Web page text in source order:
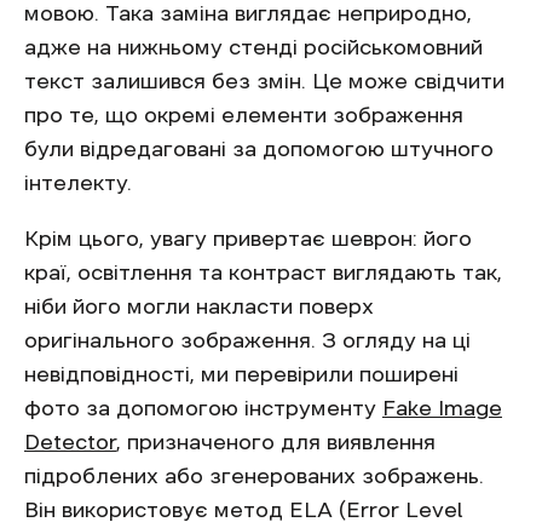
мовою. Така заміна виглядає неприродно,
адже на нижньому стенді російськомовний
текст залишився без змін. Це може свідчити
про те, що окремі елементи зображення
були відредаговані за допомогою штучного
інтелекту.
Крім цього, увагу привертає шеврон: його
краї, освітлення та контраст виглядають так,
ніби його могли накласти поверх
оригінального зображення. З огляду на ці
невідповідності, ми перевірили поширені
фото за допомогою інструменту Fake Image
Detector, призначеного для виявлення
підроблених або згенерованих зображень.
Він використовує метод ELA (Error Level